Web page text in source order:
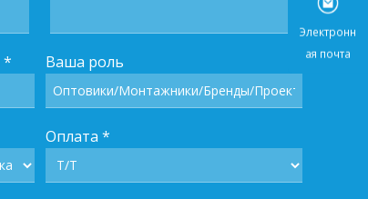
* Ваша роль
Оплата *